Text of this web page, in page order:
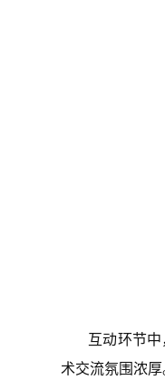
互动环节
术交流氛围浓厚